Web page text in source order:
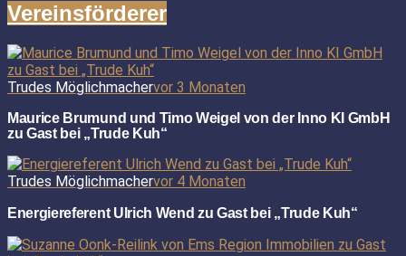
Vereinsförderer
Trudes Möglichmachervor 3 Monaten
Maurice Brumund und Timo Weigel von der Inno KI GmbH
zu Gast bei „Trude Kuh“
Trudes Möglichmachervor 4 Monaten
Energiereferent Ulrich Wend zu Gast bei „Trude Kuh“